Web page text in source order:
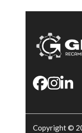
Copyright ©